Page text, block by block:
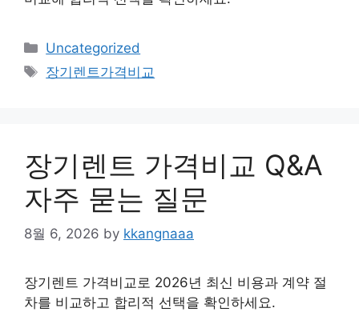
Categories
Uncategorized
Tags
장기렌트가격비교
장기렌트 가격비교 Q&A
자주 묻는 질문
8월 6, 2026 by kkangnaaa
장기렌트 가격비교로 2026년 최신 비용과 계약 절
차를 비교하고 합리적 선택을 확인하세요.